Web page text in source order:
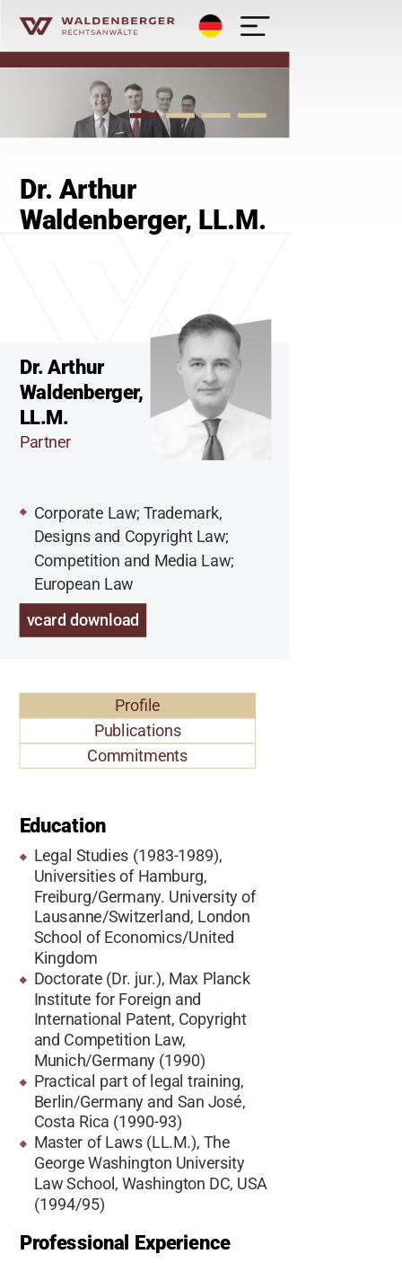
Deutsch Waldenberger Rechtsanwälte -
Dr. Arthur
Waldenberger, LL.M.
Dr. Arthur
Waldenberger,
LL.M.
Partner
Corporate Law; Trademark,
Designs and Copyright Law;
Competition and Media Law;
European Law
vcard download
Profile
Publications
Commitments
Education
Legal Studies (1983-1989),
Universities of Hamburg,
Freiburg/Germany. University of
Lausanne/Switzerland, London
School of Economics/United
Kingdom
Doctorate (Dr. jur.), Max Planck
Institute for Foreign and
International Patent, Copyright
and Competition Law,
Munich/Germany (1990)
Practical part of legal training,
Berlin/Germany and San José,
Costa Rica (1990-93)
Master of Laws (LL.M.), The
George Washington University
Law School, Washington DC, USA
(1994/95)
Professional Experience